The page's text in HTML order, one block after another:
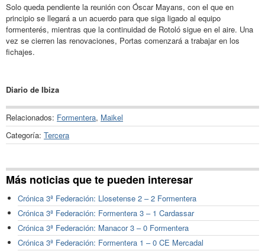
Solo queda pendiente la reunión con Óscar Mayans, con el que en
principio se llegará a un acuerdo para que siga ligado al equipo
formenterés, mientras que la continuidad de Rotoló sigue en el aire. Una
vez se cierren las renovaciones, Portas comenzará a trabajar en los
fichajes.
Diario de Ibiza
Relacionados: Formentera, Maikel
Categoría: Tercera
Más noticias que te pueden interesar
Crónica 3ª Federación: Llosetense 2 – 2 Formentera
Crónica 3ª Federación: Formentera 3 – 1 Cardassar
Crónica 3ª Federación: Manacor 3 – 0 Formentera
Crónica 3ª Federación: Formentera 1 – 0 CE Mercadal